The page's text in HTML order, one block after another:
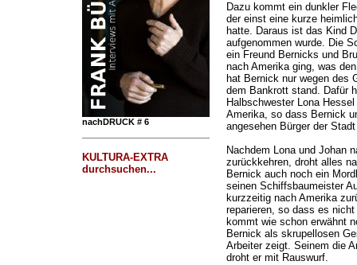
nachDRUCK # 6
KULTURA-EXTRA
durchsuchen...
Dazu kommt ein dunkler
der einst eine kurze
hatte. Daraus ist das Kind
aufgenommen wurde. Die
ein Freund Bernicks und
nach Amerika ging, was
hat Bernick nur wegen des
dem Bankrott stand. Dafür
Halbschwester Lona
Amerika, so dass Bernick
angesehen Bürger der
Nachdem Lona und Johan
zurückkehren, droht alles
Bernick auch noch ein
seinen Schiffsbaumeister
kurzzeitig nach Amerika
reparieren, so dass es
kommt wie schon erwähnt
Bernick als skrupellosen
Arbeiter zeigt. Seinem die
droht er mit Rauswurf.